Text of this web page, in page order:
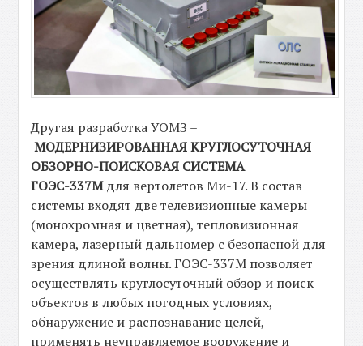
-
Другая разработка УОМЗ –
МОДЕРНИЗИРОВАННАЯ КРУГЛОСУТОЧНАЯ
ОБЗОРНО-ПОИСКОВАЯ СИСТЕМА
ГОЭС-337Мдля вертолетов Ми-17. В состав
системы входят две телевизионные камеры
(монохромная и цветная), тепловизионная
камера, лазерный дальномер с безопасной для
зрения длиной волны. ГОЭС-337М позволяет
осуществлять круглосуточный обзор и поиск
объектов в любых погодных условиях,
обнаружение и распознавание целей,
применять неуправляемое вооружение и